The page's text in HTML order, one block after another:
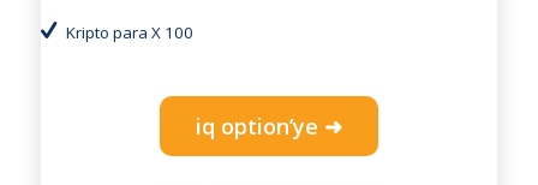
Kripto para X 100
iq option’ye ➜